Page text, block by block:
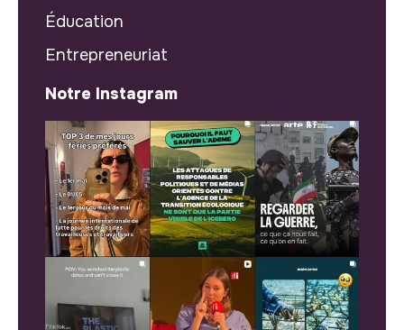
Éducation
Entrepreneuriat
Notre Instagram